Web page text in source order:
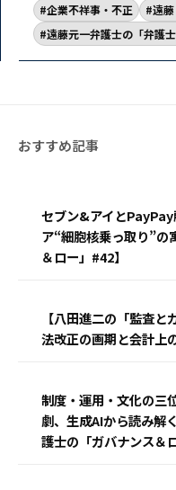
企業不祥事・不正
遠藤
遠藤元一弁護士の「弁護
セブン&アイとPayPay
ア“細胞核乗っ取り”の
＆ロー」#42】
【八田進二の「監査
法改正の画期と会計上
制度・運用・文化の三
劇、生成AIから読み解
護士の「ガバナンス＆